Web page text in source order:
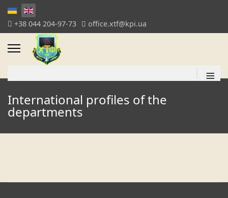
+38 044 204-97-73 office.xtf@kpi.ua
≡
International profiles of the
departments